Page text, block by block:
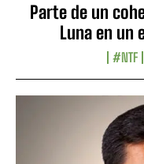
Parte de un
Luna en un
#NTF